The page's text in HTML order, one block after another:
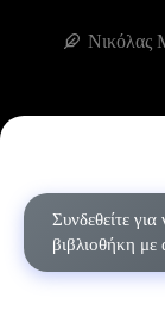
Νικόλας
Συνδεθείτε
βιβλιοθήκη με